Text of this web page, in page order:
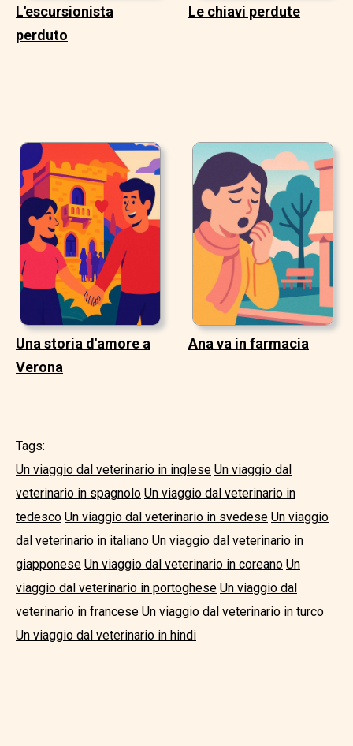
L'escursionista
perduto
Le chiavi perdute
Una storia d'amore a
Verona
Ana va in farmacia
Tags:
Un viaggio dal veterinario in inglese Un viaggio dal
veterinario in spagnolo Un viaggio dal veterinario in
tedesco Un viaggio dal veterinario in svedese Un viaggio
dal veterinario in italiano Un viaggio dal veterinario in
giapponese Un viaggio dal veterinario in coreano Un
viaggio dal veterinario in portoghese Un viaggio dal
veterinario in francese Un viaggio dal veterinario in turco
Un viaggio dal veterinario in hindi